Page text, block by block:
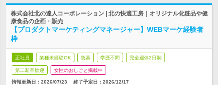
株式会社北の達人コーポレーション | 北の快適工房｜オリジナル化粧品や健
康食品の企画・販売
【プロダクトマーケティングマネージャー】WEBマーケ経験者
枠
正社員 業種未経験OK 急募 学歴不問 完全週休2日制
第二新卒歓迎 女性のおしごと掲載中
情報更新日：2026/07/23 終了予定日： 2026/12/17